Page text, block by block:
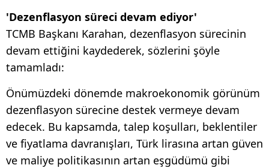
'Dezenflasyon süreci devam ediyor'
TCMB Başkanı Karahan, dezenflasyon sürecinin
devam ettiğini kaydederek, sözlerini şöyle
tamamladı:
Önümüzdeki dönemde makroekonomik görünüm
dezenflasyon sürecine destek vermeye devam
edecek. Bu kapsamda, talep koşulları, beklentiler
ve fiyatlama davranışları, Türk lirasına artan güven
ve maliye politikasının artan eşgüdümü gibi